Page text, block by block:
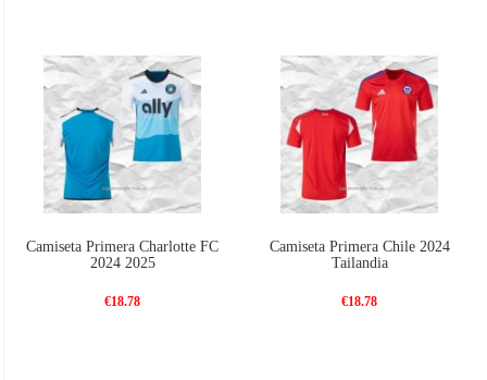
Camiseta Primera Charlotte FC
2024 2025
€18.78
Camiseta Primera Chile 2024
Tailandia
€18.78